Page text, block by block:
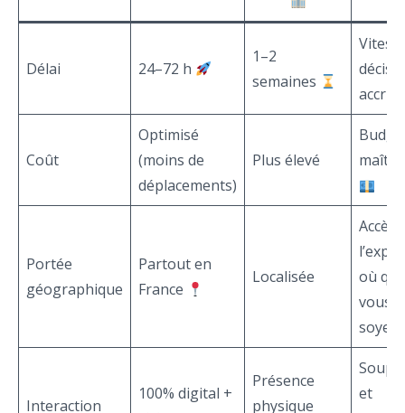
Délai 24–72 h
1–2
semaines
accrue
Coût
Optimisé
(moins de
déplacements)
Plus élevé
Portée
géographique
Partout en
France
Localisée
Accès
où que
vous
soyez
Interaction
100% digital +
Présence
physique
et